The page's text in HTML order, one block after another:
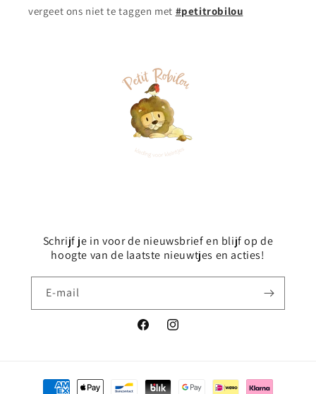
vergeet ons niet te taggen met #petitrobilou
Schrijf je in voor de nieuwsbrief en blijf op de
hoogte van de laatste nieuwtjes en acties!
E‑mail
FacebookInstagram
Betaalmethoden